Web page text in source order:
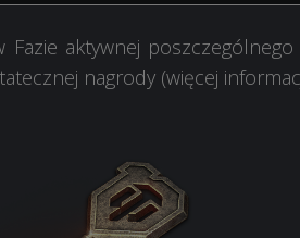
aktywnej
nagrody (więcej